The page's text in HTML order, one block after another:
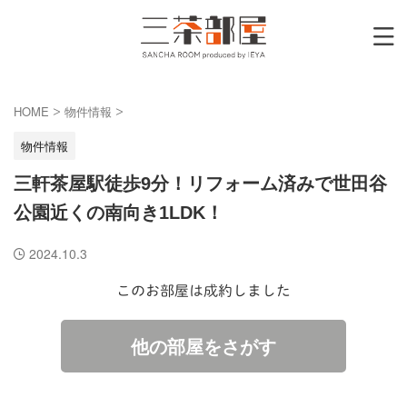
HOME > 物件情報 >
物件情報
三軒茶屋駅徒歩9分！リフォーム済みで世田谷
公園近くの南向き1LDK！
2024.10.3
このお部屋は成約しました
他の部屋をさがす